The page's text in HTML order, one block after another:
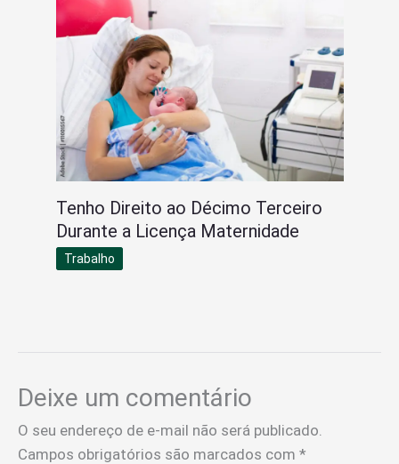
Tenho Direito ao Décimo Terceiro
Durante a Licença Maternidade
Trabalho
Deixe um comentário
O seu endereço de e-mail não será publicado.
Campos obrigatórios são marcados com *